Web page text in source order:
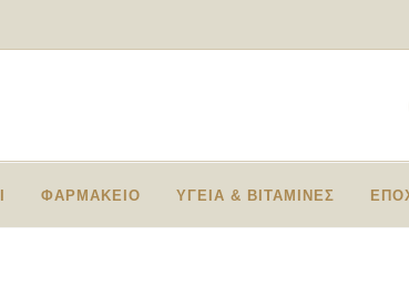
ΦΑΡΜΑΚΕΙΟ ΥΓΕΙΑ & ΒΙΤΑΜΙΝΕΣ